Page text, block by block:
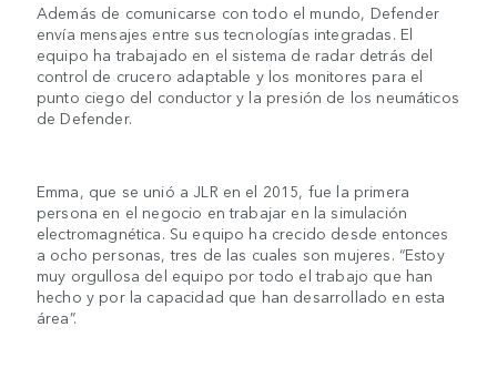
Además de comunicarse con todo el mundo, Defender
envía mensajes entre sus tecnologías integradas. El
equipo ha trabajado en el sistema de radar detrás del
control de crucero adaptable y los monitores para el
punto ciego del conductor y la presión de los neumáticos
de Defender.
Emma, que se unió a JLR en el 2015, fue la primera
persona en el negocio en trabajar en la simulación
electromagnética. Su equipo ha crecido desde entonces
a ocho personas, tres de las cuales son mujeres. “Estoy
muy orgullosa del equipo por todo el trabajo que han
hecho y por la capacidad que han desarrollado en esta
área”.